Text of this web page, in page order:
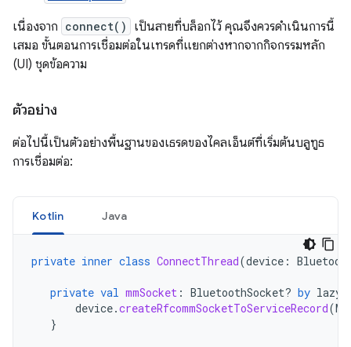
เนื่องจาก connect()
เป็นสายที่บล็อกไว้ คุณจึงควรดำเนินการนี้
เสมอ ขั้นตอนการเชื่อมต่อในเทรดที่แยกต่างหากจากกิจกรรมหลัก
(UI) ชุดข้อความ
ตัวอย่าง
ต่อไปนี้เป็นตัวอย่างพื้นฐานของเธรดของไคลเอ็นต์ที่เริ่มต้นบลูทูธ
การเชื่อมต่อ:
Kotlin Java
private inner class ConnectThread(device :
private val mmSocket : BluetoothSocket? by lazy
device.createRfcommSocketToServiceRecord(
}